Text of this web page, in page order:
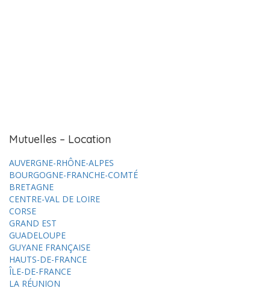
Mutuelles – Location
AUVERGNE-RHÔNE-ALPES
BOURGOGNE-FRANCHE-COMTÉ
BRETAGNE
CENTRE-VAL DE LOIRE
CORSE
GRAND EST
GUADELOUPE
GUYANE FRANÇAISE
HAUTS-DE-FRANCE
ÎLE-DE-FRANCE
LA RÉUNION